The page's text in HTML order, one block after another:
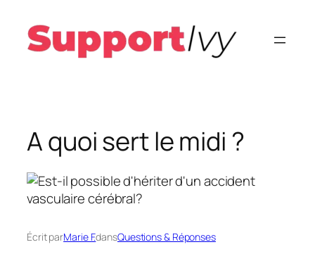
contenu
A quoi sert le midi ?
Écrit parMarie F.dansQuestions & Réponses